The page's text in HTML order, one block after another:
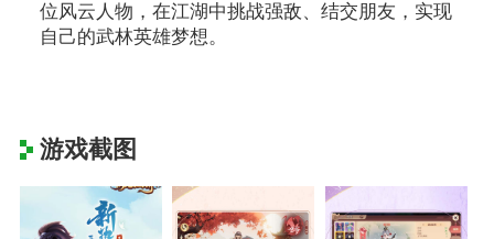
位风云人物，在江湖中挑战强敌、结交朋友，实现
自己的武林英雄梦想。
游戏截图